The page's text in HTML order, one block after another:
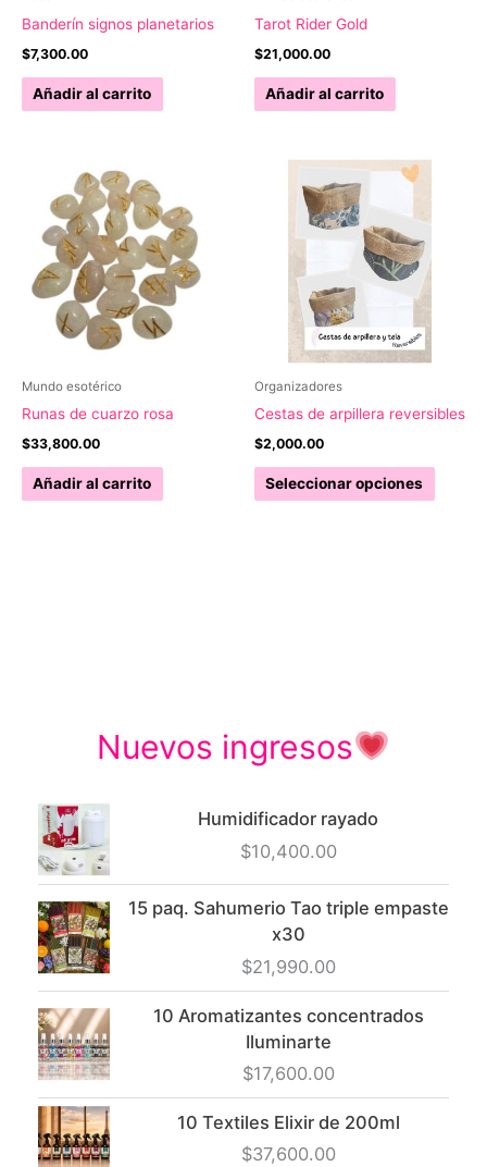
Banderín signos planetarios
$7,300.00
Añadir al carrito
Tarot Rider Gold
$21,000.00
Añadir al carrito
Mundo esotérico
Runas de cuarzo rosa
$33,800.00
Añadir al carrito
Organizadores
Cestas de arpillera reversibles
$2,000.00
Seleccionar opciones
Este
Nuevos ingresos
Humidificador rayado
$10,400.00
15 paq. Sahumerio Tao triple empaste
x30
$21,990.00
10 Aromatizantes concentrados
Iluminarte
$17,600.00
10 Textiles Elixir de 200ml
$37,600.00